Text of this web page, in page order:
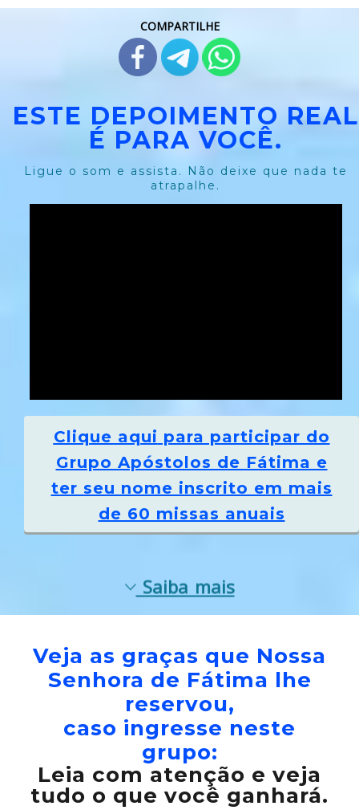
COMPARTILHE
ESTE DEPOIMENTO REAL
É PARA VOCÊ.
Ligue o som e assista. Não deixe que nada te
atrapalhe.
Clique aqui para participar do
Grupo Apóstolos de Fátima e
ter seu nome inscrito em mais
de 60 missas anuais
Veja as graças que Nossa
Senhora de Fátima lhe
reservou,
caso ingresse neste
grupo:
Leia com atenção e veja
tudo o que você ganhará.